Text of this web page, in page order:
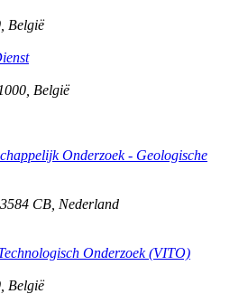
België
1000 België
Onderzoek - Geologische
3584 CB Nederland
Onderzoek (VITO)
België